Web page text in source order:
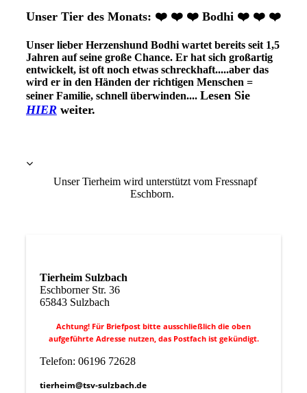
Unser Tier des Monats: ❤️ ❤️ ❤️ Bodhi ❤️ ❤️ ❤️
Unser lieber Herzenshund Bodhi wartet bereits seit 1,5
Jahren auf seine große Chance. Er hat sich großartig
entwickelt, ist oft noch etwas schreckhaft.....aber das
wird er in den Händen der richtigen Menschen =
seiner Familie, schnell überwinden.... Lesen Sie
HIER weiter.
Unser Tierheim wird unterstützt vom Fressnapf
Eschborn.
Tierheim Sulzbach
Eschborner Str. 36
65843 Sulzbach
Achtung! Für Briefpost bitte ausschließlich die oben
aufgeführte Adresse nutzen, das Postfach ist gekündigt.
Telefon: 06196 72628
tierheim@tsv-sulzbach.de